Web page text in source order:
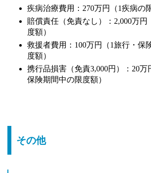
疾病治療費用：270万円（1疾病の
賠償責任（免責なし）：2,000万円
度額）
救援者費用：100万円（1旅行・保
度額）
携行品損害（免責3,000円）：20万
保険期間中の限度額）
その他